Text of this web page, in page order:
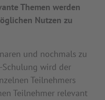
Themen werden
Nutzen zu
und nochmals zu
wird der
Teilnehmers
Teilnehmer relevant